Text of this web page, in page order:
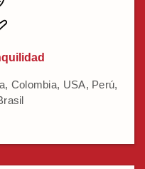
Colombia, USA, Perú,